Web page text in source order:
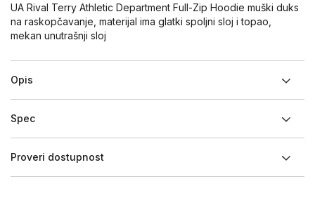
UA Rival Terry Athletic Department Full-Zip Hoodie muški duks
na raskopčavanje, materijal ima glatki spoljni sloj i topao,
mekan unutrašnji sloj
Opis
Spec
Proveri dostupnost